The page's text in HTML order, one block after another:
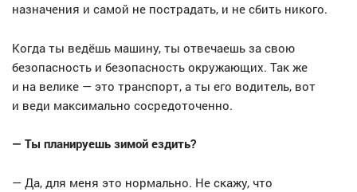
назначения и самой не пострадать, и не сбить никого.
Когда ты ведёшь машину, ты отвечаешь за свою
безопасность и безопасность окружающих. Так же
и на велике — это транспорт, а ты его водитель, вот
и веди максимально сосредоточенно.
— Ты планируешь зимой ездить?
— Да, для меня это нормально. Не скажу, что